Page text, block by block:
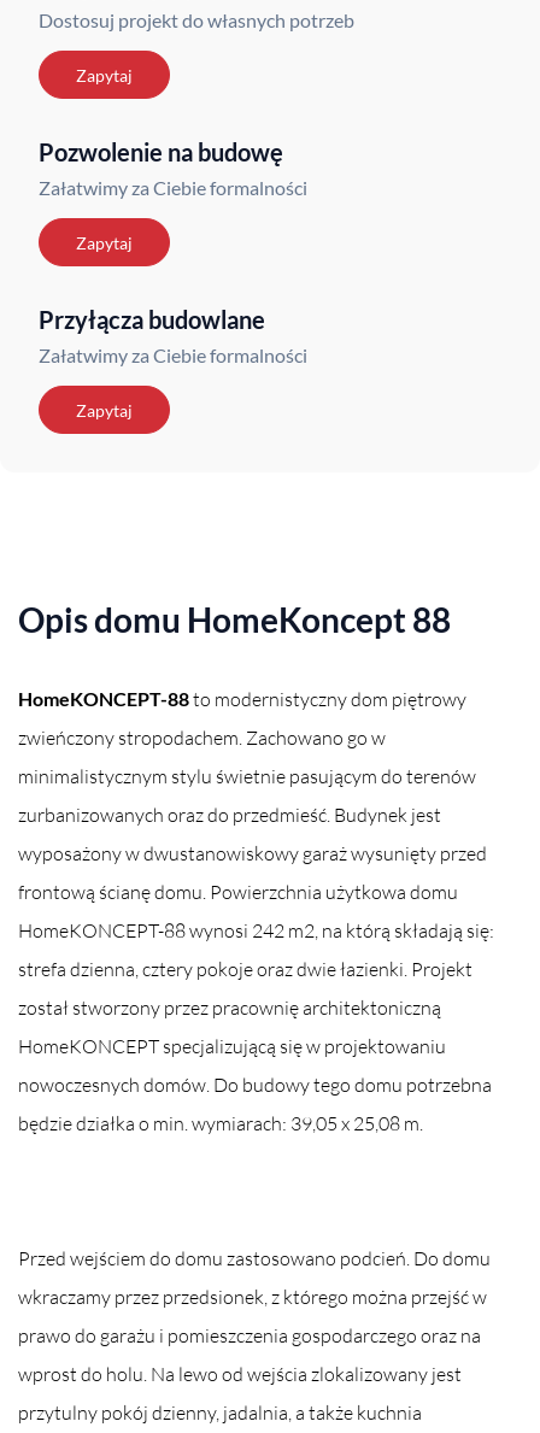
Dostosuj projekt do własnych potrzeb
Zapytaj
Pozwolenie na budowę
Załatwimy za Ciebie formalności
Zapytaj
Przyłącza budowlane
Załatwimy za Ciebie formalności
Zapytaj
Opis domu HomeKoncept 88
HomeKONCEPT-88to modernistyczny dom piętrowy
zwieńczony stropodachem. Zachowano go w
minimalistycznym stylu świetnie pasującym do terenów
zurbanizowanych oraz do przedmieść. Budynek jest
wyposażony w dwustanowiskowy garaż wysunięty przed
frontową ścianę domu. Powierzchnia użytkowa domu
HomeKONCEPT-88 wynosi 242 m2, na którą składają się:
strefa dzienna, cztery pokoje oraz dwie łazienki. Projekt
został stworzony przez pracownię architektoniczną
HomeKONCEPT specjalizującą się w projektowaniu
nowoczesnych domów. Do budowy tego domu potrzebna
będzie działka o min. wymiarach: 39,05 x 25,08 m.
Przed wejściem do domu zastosowano podcień. Do domu
wkraczamy przez przedsionek, z którego można przejść w
prawo do garażu i pomieszczenia gospodarczego oraz na
wprost do holu. Na lewo od wejścia zlokalizowany jest
przytulny pokój dzienny, jadalnia, a także kuchnia